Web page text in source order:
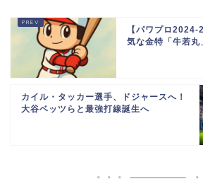
【パワプロ
気な金特「牛若
カイル・タッカー選手、ドジャースへ！
大谷ベッツらと最強打線誕生へ